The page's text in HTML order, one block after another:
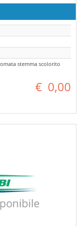
stemma scolorito
€ 0,00